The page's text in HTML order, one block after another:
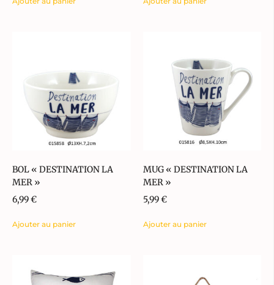
BOL « DESTINATION LA
MER »
6,99€
Ajouter au panier
MUG « DESTINATION LA
MER »
5,99€
Ajouter au panier